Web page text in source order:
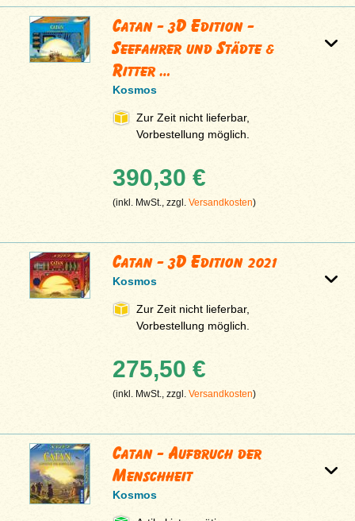
Catan - 3D Edition -
Seefahrer und Städte &
Ritter …
Kosmos
Zur Zeit nicht lieferbar,
Vorbestellung möglich.
390,30 €
(inkl. MwSt., zzgl.Versandkosten)
Catan - 3D Edition 2021
Kosmos
Zur Zeit nicht lieferbar,
Vorbestellung möglich.
275,50 €
(inkl. MwSt., zzgl.Versandkosten)
Catan - Aufbruch der
Menschheit
Kosmos